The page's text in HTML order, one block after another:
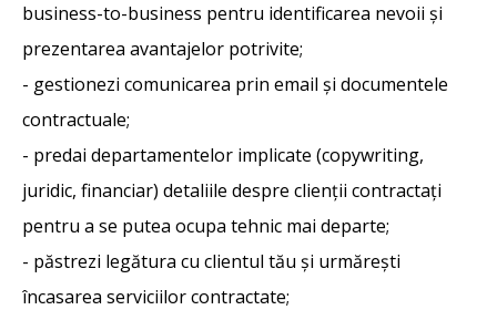
business-to-business pentru identificarea nevoii și
prezentarea avantajelor potrivite;
- gestionezi comunicarea prin email și documentele
contractuale;
- predai departamentelor implicate (copywriting,
juridic, financiar) detaliile despre clienții contractați
pentru a se putea ocupa tehnic mai departe;
- păstrezi legătura cu clientul tău și urmărești
încasarea serviciilor contractate;